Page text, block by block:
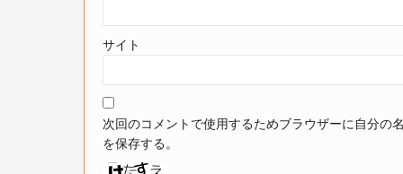
サイト
次回のコメントで使用するためブラウザーに自分の
を保存する。